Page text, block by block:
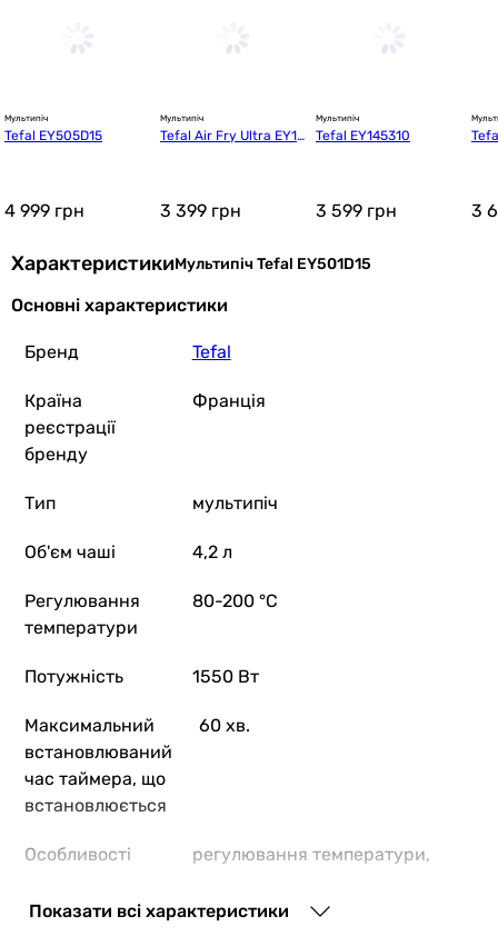
Мультипіч
Tefal EY505D15
4 999 грн
Мультипіч
Tefal Air Fry Ultra EY11
3 399 грн
Мультипіч
Tefal EY145310
3 599 грн 3
ХарактеристикиМультипіч Tefal EY501D15
Основні характеристики
Бренд Tefal
Країна
реєстрації
бренду
Франція
Тип мультипіч
Об'єм чаші 4,2 л
Регулювання
температури
80-200 °C
Потужність 1550 Вт
Максимальний
встановлюваний
час таймера, що
встановлюється
60 хв.
Особливості
регулювання температури,
антипригарне покриття
Показати всі характеристики